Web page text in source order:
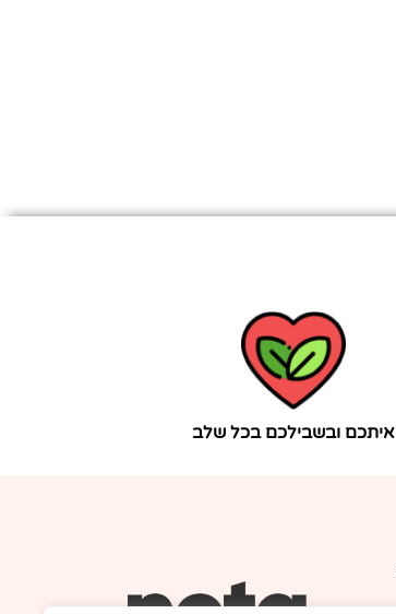
איתכם ובשבילכם בכל שלב